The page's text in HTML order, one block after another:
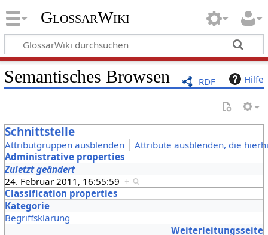
GlossarWiki
RDF Hilfe
Semantisches Browsen
Schnittstelle
Attributgruppen ausblenden
Attribute ausblenden, die
Administrative properties
Zuletzt geändert
24. Februar 2011, 16:55:59 +
Classification properties
Kategorie
Begriffsklärung
Weiterleitungsseite